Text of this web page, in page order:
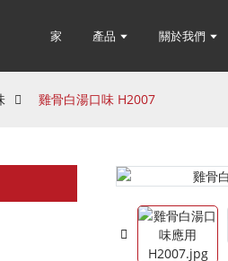
家 產品 關於我們
雞骨白湯口味 H2007